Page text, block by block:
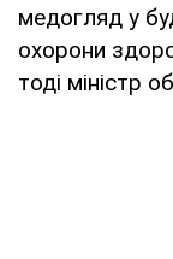
медогляд у
охорони
тоді міністр